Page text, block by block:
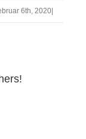
6th, 2020